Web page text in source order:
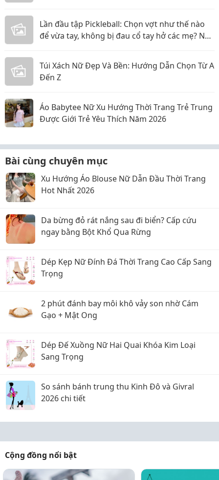
Lần đầu tập Pickleball: Chọn vợt như thế nào
để vừa tay, không bị đau cổ tay hở các mẹ? Nội
Túi Xách Nữ Đẹp Và Bền: Hướng Dẫn Chọn Từ A
Đến Z
Áo Babytee Nữ Xu Hướng Thời Trang Trẻ Trung
Được Giới Trẻ Yêu Thích Năm 2026
Bài cùng chuyên mục
Xu Hướng Áo Blouse Nữ Dẫn Đầu Thời Trang
Hot Nhất 2026
Da bừng đỏ rát nắng sau đi biển? Cấp cứu
ngay bằng Bột Khổ Qua Rừng
Dép Kẹp Nữ Đính Đá Thời Trang Cao Cấp Sang
Trọng
2 phút đánh bay môi khô vảy son nhờ Cám
Gạo + Mật Ong
Dép Đế Xuồng Nữ Hai Quai Khóa Kim Loại
Sang Trọng
So sánh bánh trung thu Kinh Đô và Givral
2026 chi tiết
Cộng đồng nổi bật